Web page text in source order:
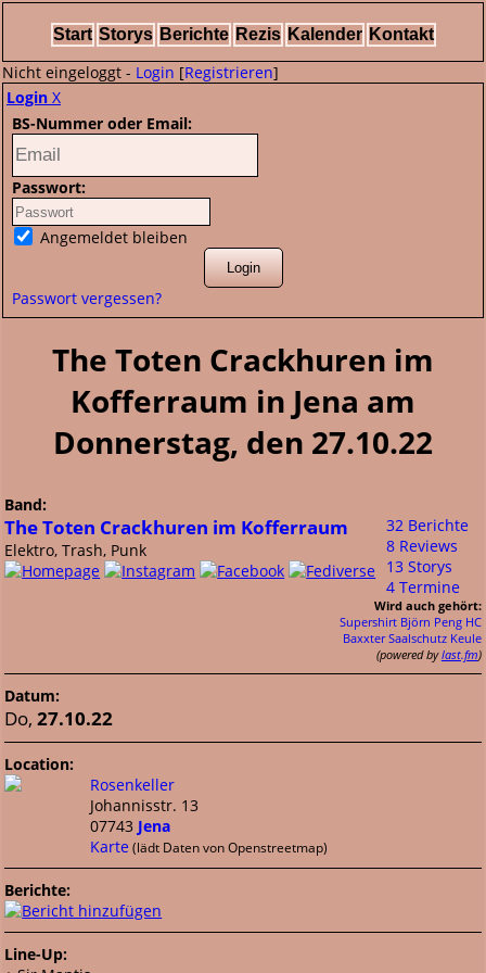
Start Storys Berichte Rezis Kalender Kontakt
Nicht eingeloggt - Login [Registrieren]
Login X
BS-Nummer oder Email:
Passwort:
Angemeldet bleiben
Passwort vergessen?
The Toten Crackhuren im
Kofferraum in Jena am
Donnerstag, den 27.10.22
Band:
The Toten Crackhuren im Kofferraum
Elektro, Trash, Punk
32 Berichte
8 Reviews
13 Storys
4 Termine
Wird auch gehört:
Supershirt Björn Peng HC
Baxxter Saalschutz Keule
(powered bylast.fm)
Datum:
Do,27.10.22
Location:
Rosenkeller
Johannisstr. 13
07743 Jena
Karte (lädt Daten von Openstreetmap)
Berichte:
Line-Up: